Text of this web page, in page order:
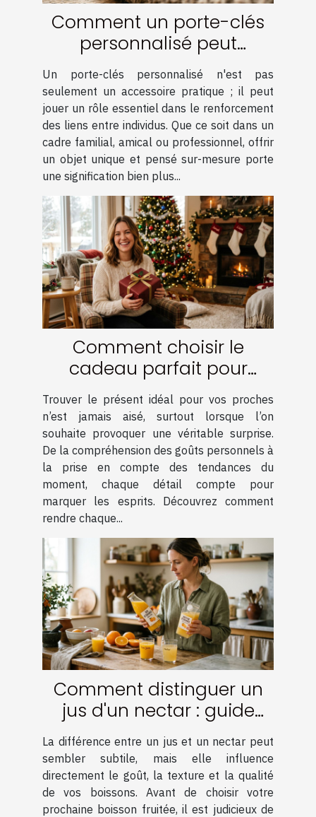
Comment un porte-clés
personnalisé peut
renforcer les liens ?
Un porte-clés personnalisé n'est pas
seulement un accessoire pratique ; il peut
jouer un rôle essentiel dans le renforcement
des liens entre individus. Que ce soit dans un
cadre familial, amical ou professionnel, offrir
un objet unique et pensé sur-mesure porte
une signification bien plus...
Comment choisir le
cadeau parfait pour
surprendre vos proches ?
Trouver le présent idéal pour vos proches
n’est jamais aisé, surtout lorsque l’on
souhaite provoquer une véritable surprise.
De la compréhension des goûts personnels à
la prise en compte des tendances du
moment, chaque détail compte pour
marquer les esprits. Découvrez comment
rendre chaque...
Comment distinguer un
jus d'un nectar : guide
pratique
La différence entre un jus et un nectar peut
sembler subtile, mais elle influence
directement le goût, la texture et la qualité
de vos boissons. Avant de choisir votre
prochaine boisson fruitée, il est judicieux de